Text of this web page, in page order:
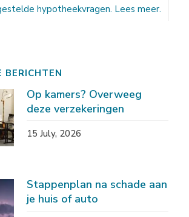
hypotheekvragen. Lees meer.
BERICHTEN
Op kamers? Overweeg
deze verzekeringen
15 July, 2026
Stappenplan na schade aan
je huis of auto